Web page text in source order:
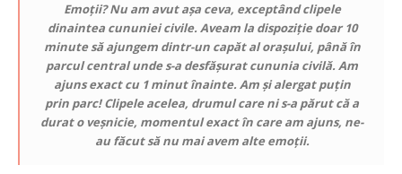
Emoții? Nu am avut așa ceva, exceptând clipele
dinaintea cununiei civile. Aveam la dispoziție doar 10
minute să ajungem dintr-un capăt al orașului, până în
parcul central unde s-a desfășurat cununia civilă. Am
ajuns exact cu 1 minut înainte. Am și alergat puțin
prin parc! Clipele acelea, drumul care ni s-a părut că a
durat o veșnicie, momentul exact în care am ajuns, ne-
au făcut să nu mai avem alte emoții.